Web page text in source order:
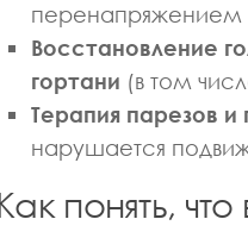
перенапряжением
Восстановление
гортани (в том
Терапия парезов и
нарушается
понять,
ВРАЧ ТЕРАПЕВТ
НАУК
Елена